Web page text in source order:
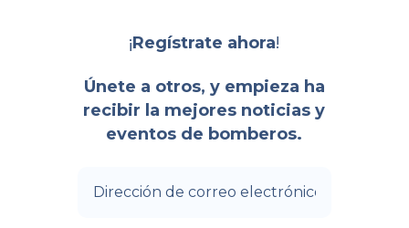
¡Regístrate ahora!
Únete a otros, y empieza ha
recibir la mejores noticias y
eventos de bomberos.